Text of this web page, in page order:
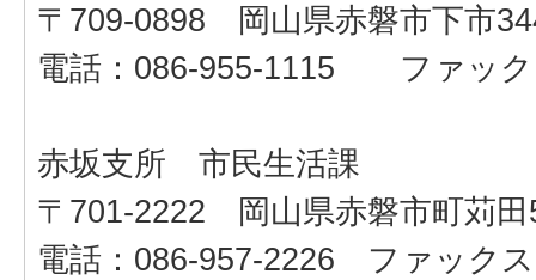
〒709-0898 岡山県赤磐市下市
電話：086-955-1115 ファック
赤坂支所 市民生活課
〒701-2222 岡山県赤磐市町苅田
電話：086-957-2226 ファック